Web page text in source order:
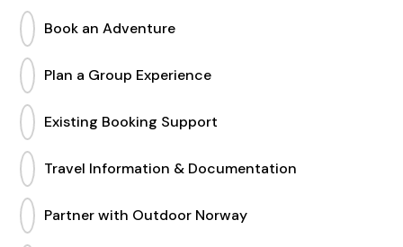
Book an Adventure
Plan a Group Experience
Existing Booking Support
Travel Information & Documentation
Partner with Outdoor Norway